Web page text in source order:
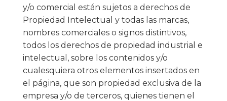
y/o comercial están sujetos a derechos de
Propiedad Intelectual y todas las marcas,
nombres comerciales o signos distintivos,
todos los derechos de propiedad industrial e
intelectual, sobre los contenidos y/o
cualesquiera otros elementos insertados en
el página, que son propiedad exclusiva de la
empresa y/o de terceros, quienes tienen el